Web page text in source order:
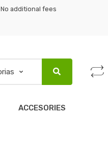
No additional fees
ACCESORIES